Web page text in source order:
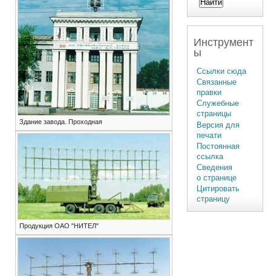
Здание завода. Проходная
Продукция ОАО "НИТЕЛ"
Инструмент
ы
Ссылки сюда
Связанные
правки
Служебные
страницы
Версия для
печати
Постоянная
ссылка
Сведения
о странице
Цитировать
страницу